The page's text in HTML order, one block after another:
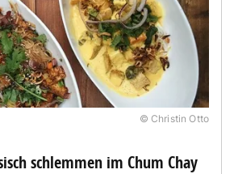
© Christin Otto
schlemmen im Chum Chay